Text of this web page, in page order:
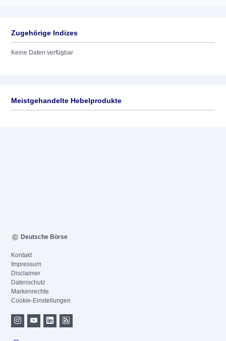
Zugehörige Indizes
Keine Daten verfügbar
Meistgehandelte Hebelprodukte
Deutsche Börse
Kontakt
Impressum
Disclaimer
Datenschutz
Markenrechte
Cookie-Einstellungen